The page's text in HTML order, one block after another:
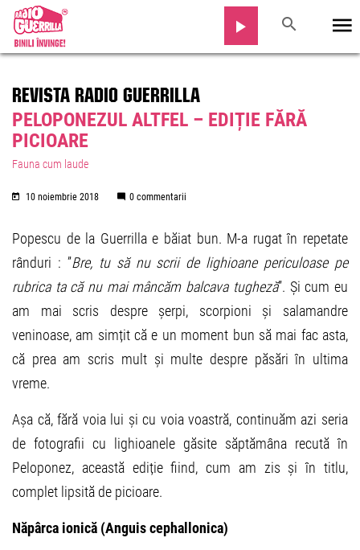
REVISTA RADIO GUERRILLA
PELOPONEZUL ALTFEL – EDIȚIE FĂRĂ
PICIOARE
Fauna cum laude
10 noiembrie 2018 0 commentarii
Popescu de la Guerrilla e băiat bun. M-a rugat în repetate
rânduri : ”Bre, tu să nu scrii de lighioane periculoase pe
rubrica ta că nu mai mâncăm balcava tugheză”. Și cum eu
am mai scris despre șerpi, scorpioni și salamandre
veninoase, am simțit că e un moment bun să mai fac asta,
că prea am scris mult și multe despre păsări în ultima
vreme.
Așa că, fără voia lui și cu voia voastră, continuăm azi seria
de fotografii cu lighioanele găsite săptămâna recută în
Peloponez, această ediție fiind, cum am zis și în titlu,
complet lipsită de picioare.
Năpârca ionică (Anguis cephallonica)